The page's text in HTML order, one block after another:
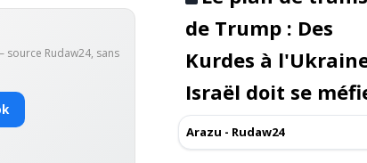
Rudaw24, sans
de Trump : Des
Kurdes à
Israël doit se
Arazu - Rudaw24